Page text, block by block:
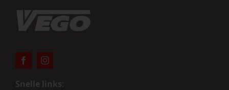
Snelle links: